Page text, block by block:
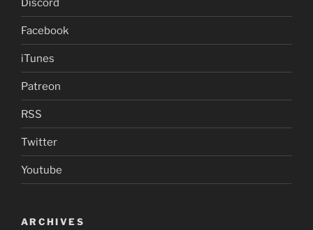
Discord
Facebook
iTunes
Patreon
RSS
Twitter
Youtube
ARCHIVES